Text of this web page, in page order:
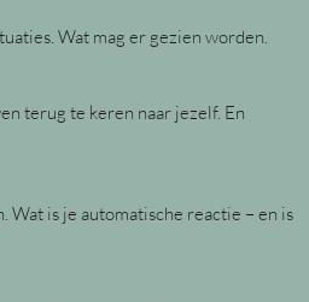
Wat mag er gezien worden.
terug te keren naar jezelf. En
Wat is je automatische reactie – en is